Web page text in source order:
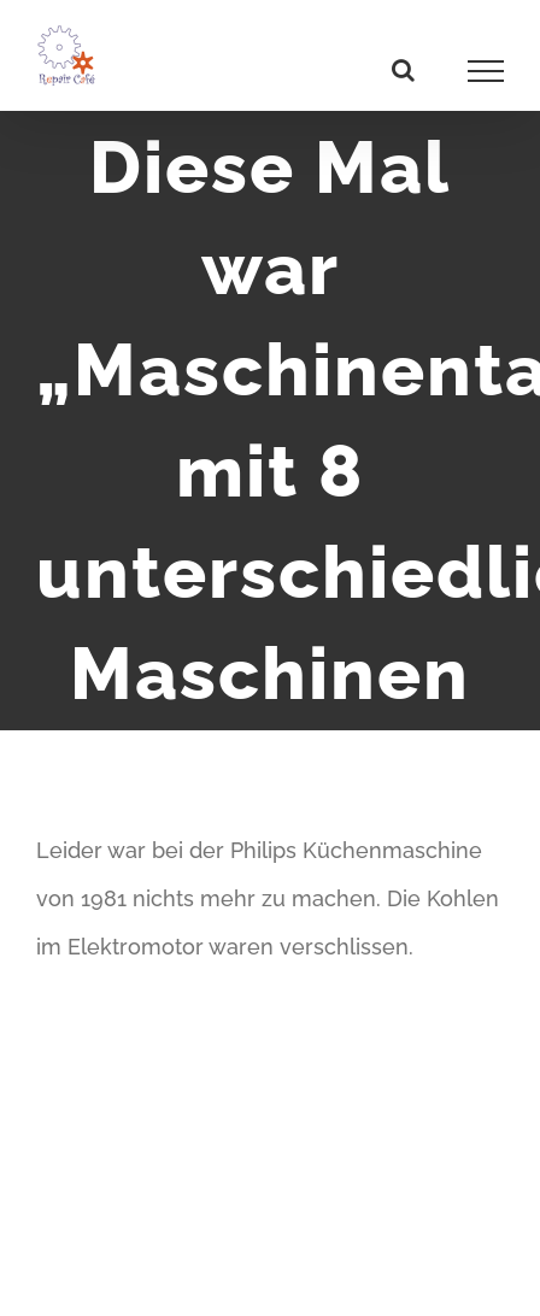
Inhalt
springen
Diese Mal
war
mit 8
Maschinen
Leider war bei der Philips Küchenmaschine
von 1981 nichts mehr zu machen. Die Kohlen
im Elektromotor waren verschlissen.